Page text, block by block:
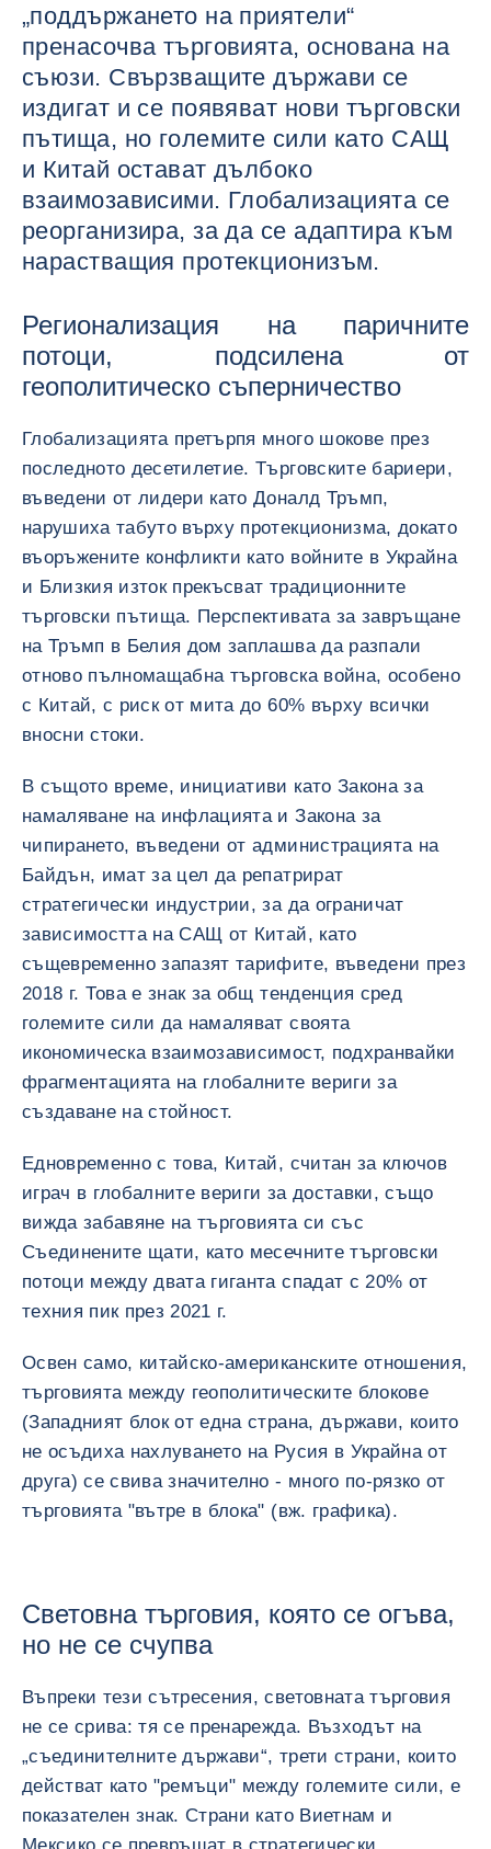
„поддържането на приятели“
пренасочва търговията, основана на
съюзи. Свързващите държави се
издигат и се появяват нови търговски
пътища, но големите сили като САЩ
и Китай остават дълбоко
взаимозависими. Глобализацията се
реорганизира, за да се адаптира към
нарастващия протекционизъм.
Регионализация на паричните
потоци, подсилена от
геополитическо съперничество
Глобализацията претърпя много шокове през
последното десетилетие. Търговските бариери,
въведени от лидери като Доналд Тръмп,
нарушиха табуто върху протекционизма, докато
въоръжените конфликти като войните в Украйна
и Близкия изток прекъсват традиционните
търговски пътища. Перспективата за завръщане
на Тръмп в Белия дом заплашва да разпали
отново пълномащабна търговска война, особено
с Китай, с риск от мита до 60% върху всички
вносни стоки.
В същото време, инициативи като Закона за
намаляване на инфлацията и Закона за
чипирането, въведени от администрацията на
Байдън, имат за цел да репатрират
стратегически индустрии, за да ограничат
зависимостта на САЩ от Китай, като
същевременно запазят тарифите, въведени през
2018 г. Това е знак за общ тенденция сред
големите сили да намаляват своята
икономическа взаимозависимост, подхранвайки
фрагментацията на глобалните вериги за
създаване на стойност.
Едновременно с това, Китай, считан за ключов
играч в глобалните вериги за доставки, също
вижда забавяне на търговията си със
Съединените щати, като месечните търговски
потоци между двата гиганта спадат с 20% от
техния пик през 2021 г.
Освен само, китайско-американските отношения,
търговията между геополитическите блокове
(Западният блок от една страна, държави, които
не осъдиха нахлуването на Русия в Украйна от
друга) се свива значително - много по-рязко от
търговията "вътре в блока" (вж. графика).
Световна търговия, която се огъва,
но не се счупва
Въпреки тези сътресения, световната търговия
не се срива: тя се пренарежда. Възходът на
„съединителните държави“, трети страни, които
действат като "ремъци" между големите сили, е
показателен знак. Страни като Виетнам и